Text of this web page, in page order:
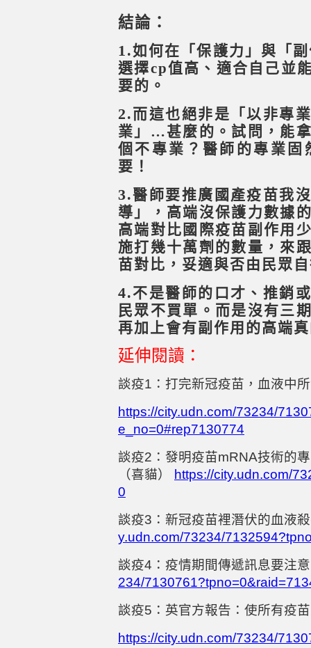
結論：
1.如何在「保護力」與「
選擇cp值高、適合自己並
要的。
2.而這也絕非是「以非專
業」…甚麼的。試問，能
個不專業？醫師的專業
要！
3.醫師要推廣國產疫苗我
導」，高端沒保護力數據
高端對比國際疫苗副作用
施打幾十萬劑的數量，來
苗對比，妥適與否由民眾
4.不是醫師的口才、推銷
民眾不買單。而是沒有三
再加上會有副作用的高端
延伸閱讀：
談疫1 ：打完新冠疫苗，血液中
https://city.udn.com/73234/
e_no=0#rep7130774
談疫2 ：發明疫苗mRNA技術的
（喜貓）
https://city.udn.com/
0
談疫3 ：新冠疫苗裡潛伏的血液
y.udn.com/73234/
談疫4 ：疫情期間傳遞訊息要注
234/
談疫5 ：英官方報告：使所有疫
https://city.udn.com/73234/